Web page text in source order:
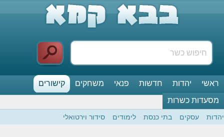
ראשי יהדות חדשות פנאי משחקים
קישורים
מסעדות כשרות
יהדות עסקים בתי כנסת לימודים סידור וירטואלי